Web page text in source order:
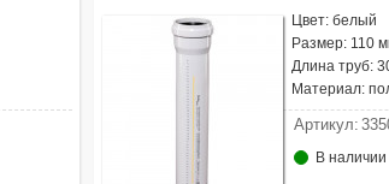
Цвет: белый
Размер: 110
Длина труб:
Материал:
Артикул:
В наличии